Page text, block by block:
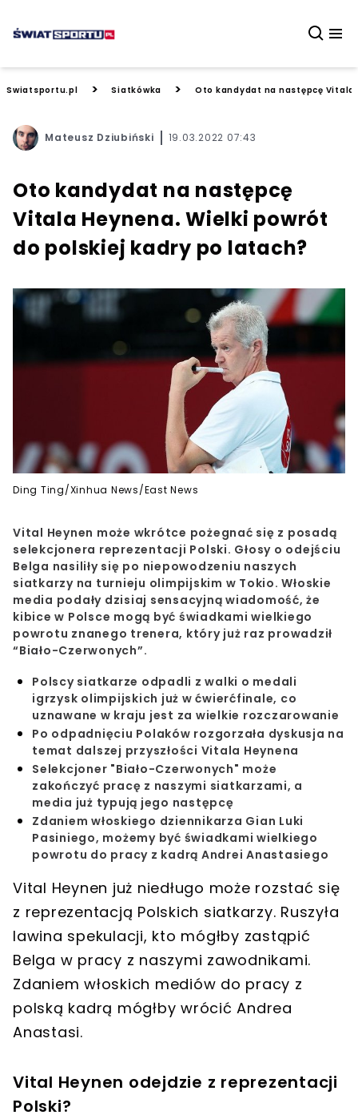
Swiatsportu.pl > Siatkówka > Oto kandydat na następcę
Mateusz Dziubiński 19.03.2022 07:43
Oto kandydat na następcę
Vitala Heynena. Wielki powrót
do polskiej kadry po latach?
Ding Ting/Xinhua News/East News
Vital Heynen może wkrótce pożegnać się z posadą
selekcjonera reprezentacji Polski. Głosy o odejściu
Belga nasiliły się po niepowodzeniu naszych
siatkarzy na turnieju olimpijskim w Tokio. Włoskie
media podały dzisiaj sensacyjną wiadomość, że
kibice w Polsce mogą być świadkami wielkiego
powrotu znanego trenera, który już raz prowadził
“Biało-Czerwonych”.
Polscy siatkarze odpadli z walki o medali
igrzysk olimpijskich już w ćwierćfinale, co
uznawane w kraju jest za wielkie rozczarowanie
Po odpadnięciu Polaków rozgorzała dyskusja na
temat dalszej przyszłości Vitala Heynena
Selekcjoner "Biało-Czerwonych" może
zakończyć pracę z naszymi siatkarzami, a
media już typują jego następcę
Zdaniem włoskiego dziennikarza Gian Luki
Pasiniego, możemy być świadkami wielkiego
powrotu do pracy z kadrą Andrei Anastasiego
Vital Heynen już niedługo może rozstać się
z reprezentacją Polskich siatkarzy. Ruszyła
lawina spekulacji, kto mógłby zastąpić
Belga w pracy z naszymi zawodnikami.
Zdaniem włoskich mediów do pracy z
polską kadrą mógłby wrócić Andrea
Anastasi.
Vital Heynen odejdzie z reprezentacji
Polski?